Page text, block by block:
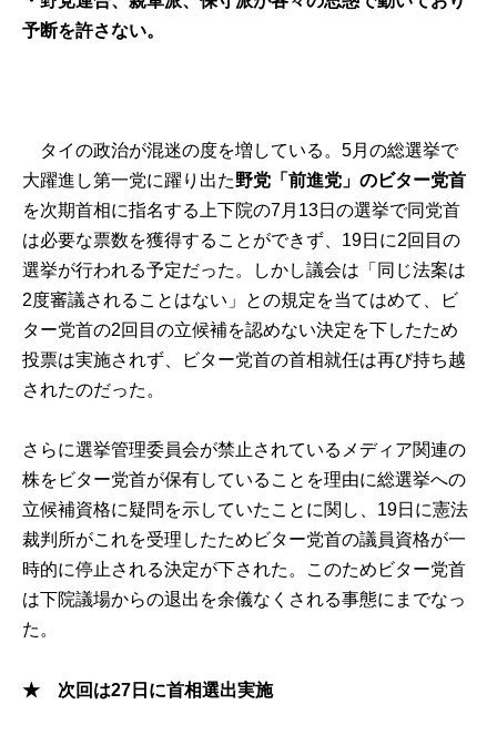
予断を許さない。
タイの政治が混迷の度を増している。5月の総選挙で
大躍進し第一党に躍り出た野党「前進党」のビター党首
を次期首相に指名する上下院の7月13日の選挙で同党首
は必要な票数を獲得することができず、19日に2回目の
選挙が行われる予定だった。しかし議会は「同じ法案は
2度審議されることはない」との規定を当てはめて、ビ
ター党首の2回目の立候補を認めない決定を下したため
投票は実施されず、ビター党首の首相就任は再び持ち越
されたのだった。
さらに選挙管理委員会が禁止されているメディア関連の
株をビター党首が保有していることを理由に総選挙への
立候補資格に疑問を示していたことに関し、19日に憲法
裁判所がこれを受理したためビター党首の議員資格が一
時的に停止される決定が下された。このためビター党首
は下院議場からの退出を余儀なくされる事態にまでなっ
た。
★ 次回は27日に首相選出実施